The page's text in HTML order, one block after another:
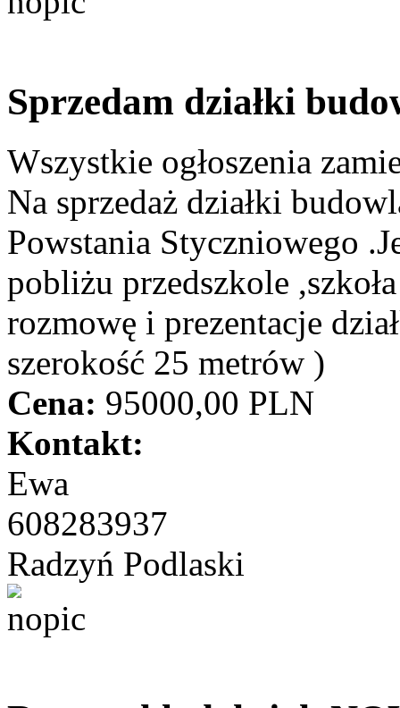
Sprzedam działki
Wszystkie ogłoszenia
Na sprzedaż działki
Powstania Styczniowego
pobliżu przedszkole
rozmowę i prezentacje
szerokość 25 metrów )
Cena: 95000,00 PLN
Kontakt:
Ewa
608283937
Radzyń Podlaski